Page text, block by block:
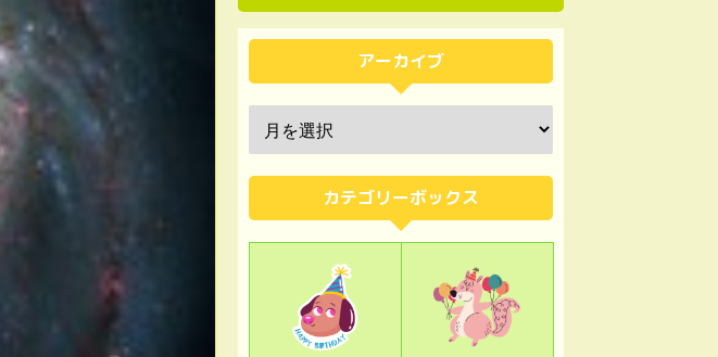
アーカイブ
カテゴリーボックス